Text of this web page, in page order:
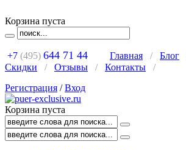
Корзина пуста
+7 (495) 644 71 44 Главная / Блог
Скидки
/ Отзывы / Контакты
/
Регистрация /Вход
Корзина пуста